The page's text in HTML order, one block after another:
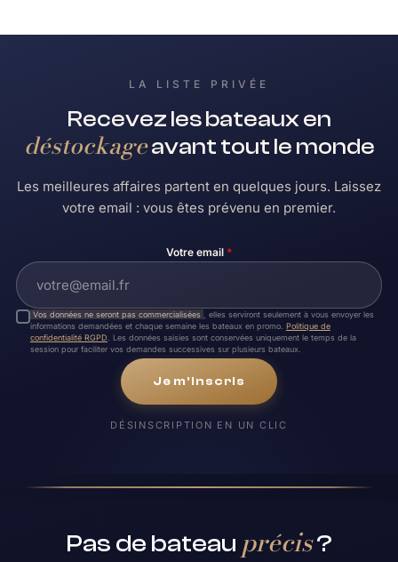
LA LISTE PRIVÉE
Recevez les bateaux en
déstockageavant tout le monde
Les meilleures affaires partent en quelques jours. Laissez
votre email : vous êtes prévenu en premier.
Votre email *
Vos données ne seront pas commercialisées
, elles serviront seulement à vous envoyer les
informations demandées et chaque semaine les bateaux en promo. Politique de
confidentialité RGPD . Les données saisies sont conservées uniquement le temps de la
session pour faciliter vos demandes successives sur plusieurs bateaux.
Je m'inscris
DÉSINSCRIPTION EN UN CLIC
Pas de bateau précis?